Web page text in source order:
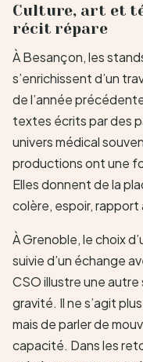
Culture, art et
récit répare
À Besançon, les
s’enrichissent d’un
de l’année
textes écrits par des
univers médical
productions ont une
Elles donnent de la
colère, espoir,
À Grenoble, le choix
suivie d’un échange
CSO illustre une
gravité. Il ne s’agit
mais de parler de
capacité. Dans les